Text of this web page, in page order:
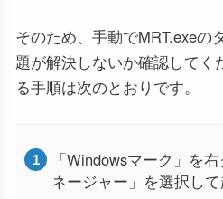
そのため、手動でMRT.exeの
題が解決しないか確認してく
る手順は次のとおりです。
「Windowsマーク」を
ネージャー」を選択して